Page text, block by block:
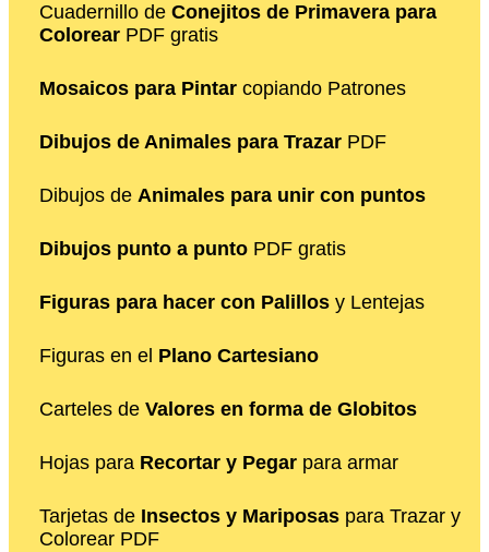
Cuadernillo de Conejitos de Primavera para
Colorear PDF gratis
Mosaicos para Pintar copiando Patrones
Dibujos de Animales para Trazar PDF
Dibujos de Animales para unir con puntos
Dibujos punto a punto PDF gratis
Figuras para hacer con Palillos y Lentejas
Figuras en el Plano Cartesiano
Carteles de Valores en forma de Globitos
Hojas para Recortar y Pegar para armar
Tarjetas de Insectos y Mariposas para Trazar y
Colorear PDF